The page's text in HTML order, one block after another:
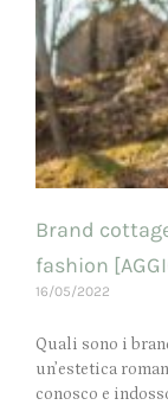
Brand
fashion
16/05/2022
Quali sono i
un’estetica
conosco e